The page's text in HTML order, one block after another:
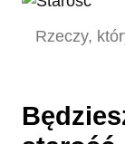
Rzeczy,